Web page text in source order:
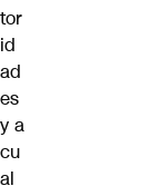
tor
id
ad
es
y a
cu
al